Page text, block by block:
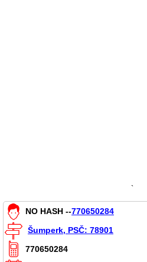
`
NO HASH --770650284
Šumperk, PSČ: 78901
770650284